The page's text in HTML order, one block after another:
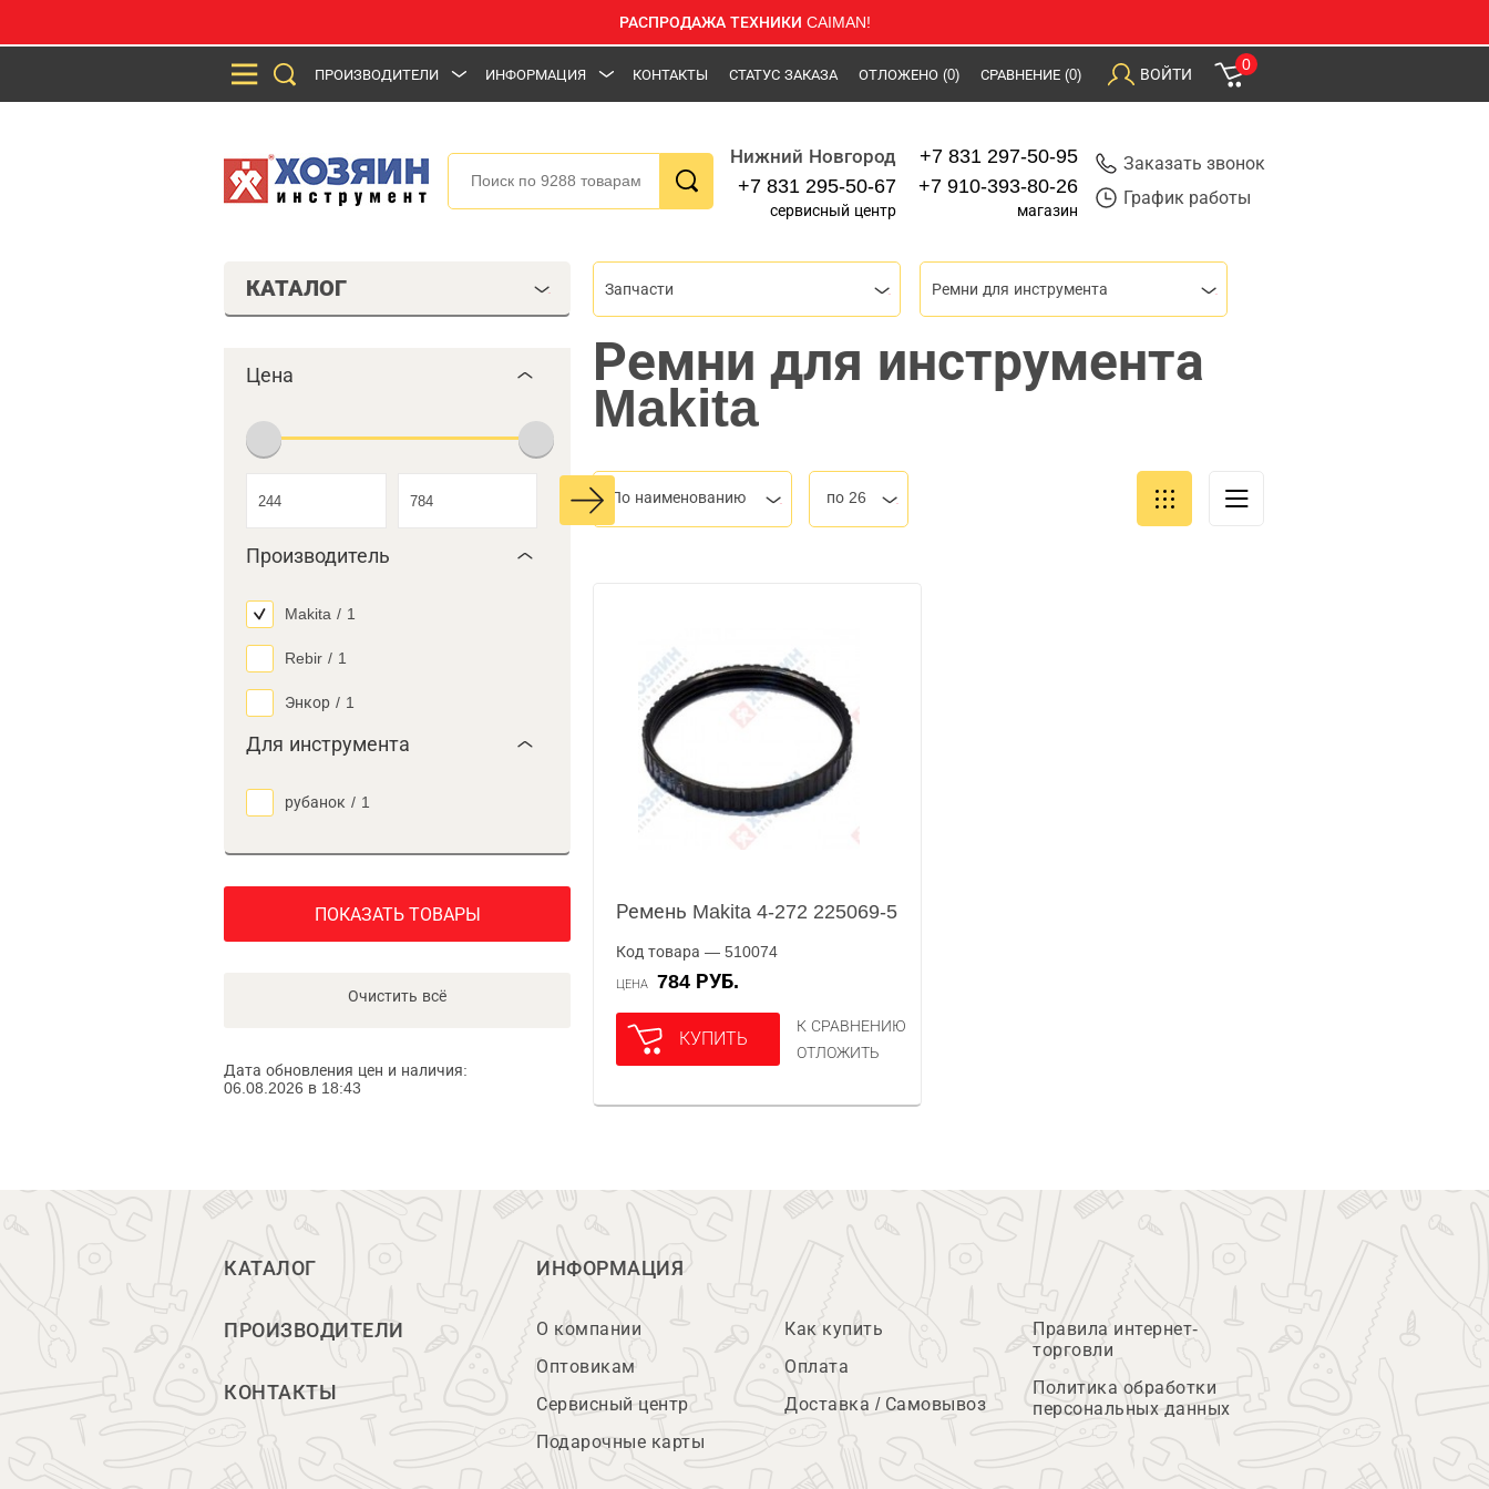
РАСПРОДАЖА ТЕХНИКИ CAIMAN!
ПРОИЗВОДИТЕЛИ ИНФОРМАЦИЯ КОНТАКТЫ СТАТУС ЗАКАЗА ОТЛОЖЕНО (0) СРАВНЕНИЕ (0) ВОЙТИ
0
Нижний Новгород
+7 831 295-50-67
сервисный центр
+7 831 297-50-95
+7 910-393-80-26
магазин
Заказать звонок
График работы
КАТАЛОГ
Цена
Производитель
Makita / 1
Rebir / 1
Энкор / 1
Для инструмента
рубанок / 1
ПОКАЗАТЬ ТОВАРЫ
Очистить всё
Дата обновления цен и наличия:
06.08.2026 в 18:43
Запчасти Ремни для инструмента
Ремни для инструмента
Makita
По наименованию по 26
Ремень Makita 4-272 225069-5
Код товара — 510074
ЦЕНА 784 РУБ.
КУПИТЬ
К СРАВНЕНИЮ
ОТЛОЖИТЬ
КАТАЛОГ
ПРОИЗВОДИТЕЛИ
КОНТАКТЫ
ИНФОРМАЦИЯ
О компании
Оптовикам
Сервисный центр
Подарочные карты
Как купить
Оплата
Доставка / Самовывоз
Правила интернет-
торговли
Политика обработки
персональных данных